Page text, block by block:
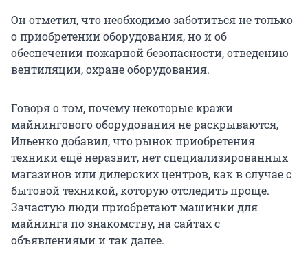
Он отметил, что необходимо заботиться не только
о приобретении оборудования, но и об
обеспечении пожарной безопасности, отведению
вентиляции, охране оборудования.
Говоря о том, почему некоторые кражи
майнингового оборудования не раскрываются,
Ильенко добавил, что рынок приобретения
техники ещё неразвит, нет специализированных
магазинов или дилерских центров, как в случае с
бытовой техникой, которую отследить проще.
Зачастую люди приобретают машинки для
майнинга по знакомству, на сайтах с
объявлениями и так далее.